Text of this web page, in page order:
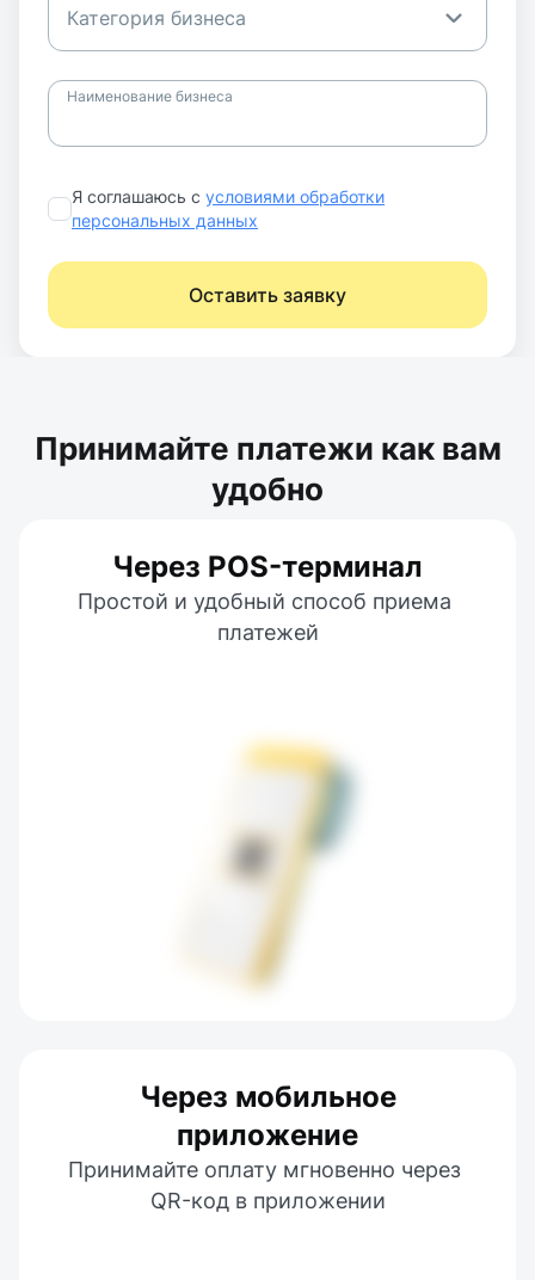
Категория бизнеса
Наименование бизнеса
Я соглашаюсь с условиями обработки
персональных данных
Оставить заявку
Принимайте платежи как вам
удобно
Через POS-терминал
Простой и удобный способ приема
платежей
Через мобильное
приложение
Принимайте оплату мгновенно через
QR-код в приложении